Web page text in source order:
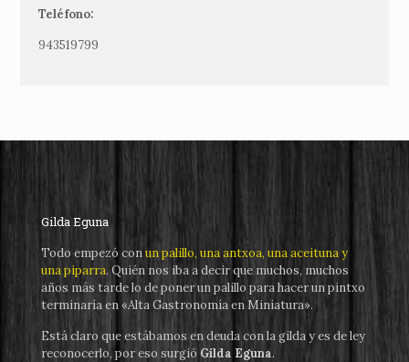
Teléfono:
943519799
Gilda Eguna
Todo empezó conun palillo, una antxoa, una aceituna y
una piparra. Quién nos iba a decir que muchos, muchos
años más tarde lo de poner un palillo para hacer un pintxo
terminaría en «Alta Gastronomía en Miniatura».
Está claro que estábamos en deuda con la gilda y es de ley
reconocerlo, por eso surgió Gilda Eguna.